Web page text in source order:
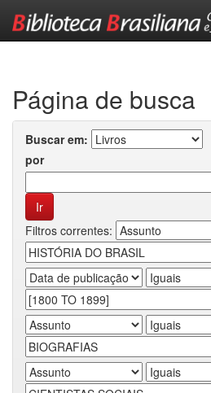
Página de busca
Buscar em:
por
Filtros correntes: